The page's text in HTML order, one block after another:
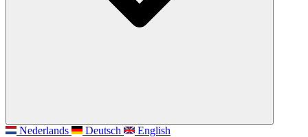
Nederlands Deutsch English